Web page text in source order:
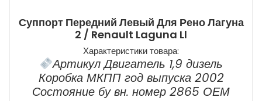
Суппорт Передний Левый Для Рено Лагуна
2 / Renault Laguna Ll
Характеристики товара:
Артикул Двигатель 1,9 дизель
Коробка МКПП год выпуска 2002
Состояние бу вн. номер 2865 ОЕМ